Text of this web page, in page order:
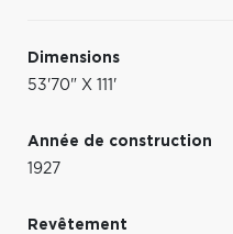
Dimensions
53'70" X 111'
Année de construction
1927
Revêtement